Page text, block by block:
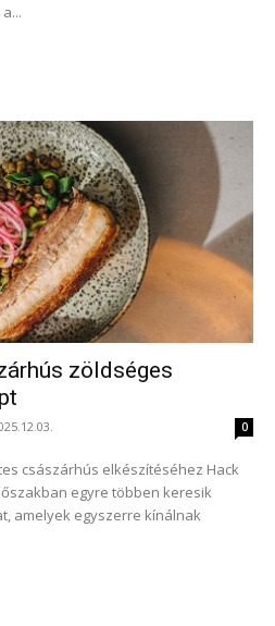
zöldséges
0
császárhús elkészítéséhez Hack
amelyek egyszerre kínálnak